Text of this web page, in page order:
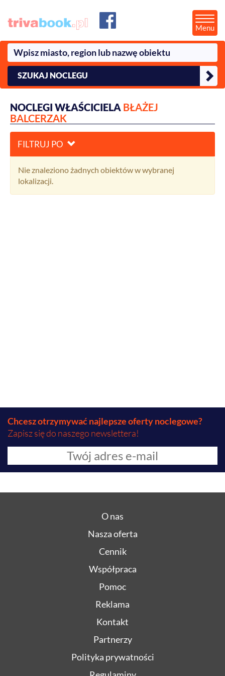
Menu
SZUKAJ NOCLEGU
NOCLEGI WŁAŚCICIELA BŁAŻEJ
BALCERZAK
FILTRUJ PO
Nie znaleziono żadnych obiektów w wybranej
lokalizacji.
Chcesz otrzymywać najlepsze oferty noclegowe?
Zapisz się do naszego newslettera!
O nas
Nasza oferta
Cennik
Współpraca
Pomoc
Reklama
Kontakt
Partnerzy
Polityka prywatności